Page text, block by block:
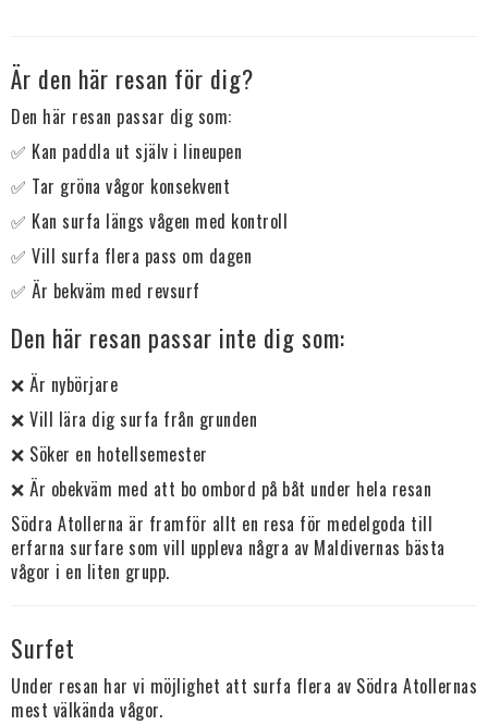
Är den här resan för dig?
Den här resan passar dig som:
✅ Kan paddla ut själv i lineupen
✅ Tar gröna vågor konsekvent
✅ Kan surfa längs vågen med kontroll
✅ Vill surfa flera pass om dagen
✅ Är bekväm med revsurf
Den här resan passar inte dig som:
❌ Är nybörjare
❌ Vill lära dig surfa från grunden
❌ Söker en hotellsemester
❌ Är obekväm med att bo ombord på båt under hela resan
Södra Atollerna är framför allt en resa för medelgoda till
erfarna surfare som vill uppleva några av Maldivernas bästa
vågor i en liten grupp.
Surfet
Under resan har vi möjlighet att surfa flera av Södra Atollernas
mest välkända vågor.